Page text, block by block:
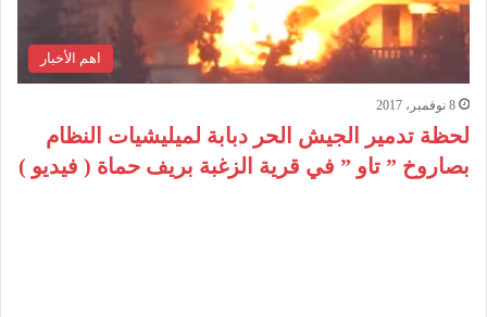
اهم الأخبار
8 نوفمبر، 2017
لحظة تدمير الجيش الحر دبابة لميليشيات النظام
بصاروخ ” تاو ” في قرية الزغبة بريف حماة ( فيديو )